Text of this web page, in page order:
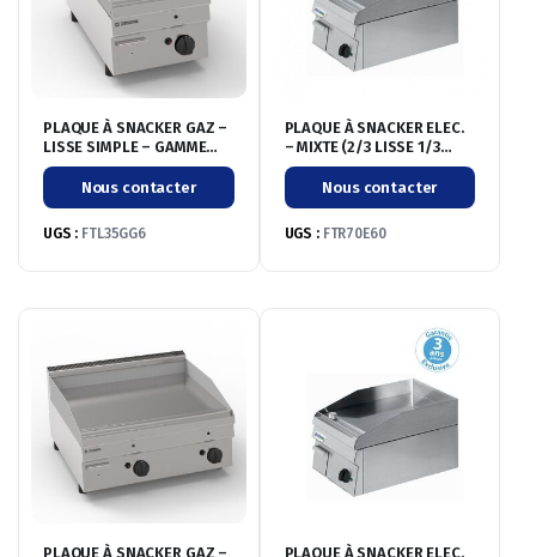
PLAQUE À SNACKER GAZ –
LISSE SIMPLE – GAMME
600
Nous contacter
UGS : FTL35GG6
PLAQUE À SNACKER ELEC.
– MIXTE (2/3 LISSE 1/3
RAINURÉE) DOUBLE
Nous contacter
UGS : FTR70E60
PLAQUE À SNACKER GAZ – PLAQUE À SNACKER ELEC.